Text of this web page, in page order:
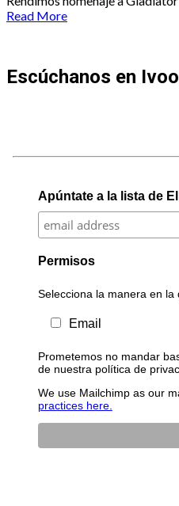
Read More
Escúchanos en
Apúntate a la lista de
Permisos
Selecciona la manera en
Email
Prometemos no mandar
de nuestra política de
We use Mailchimp as our
practices here.